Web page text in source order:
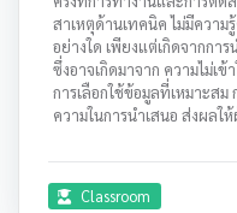
สาเหตุด้านเทคนิค ไม่มีความ
อย่างใด เพียงแต่เกิดจากกา
ซึ่งอาจเกิดมาจาก ความไม่เข้
การเลือกใช้ข้อมูลที่เหมาะส
ความในการนำเสนอ ส่งผลใ
และการทำงานตามมาอย่าง
Classroom